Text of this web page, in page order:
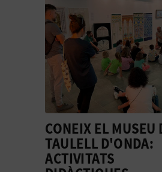
VISITA GUIADA AL
MUSEU DEL TAULELL
D'ONDA